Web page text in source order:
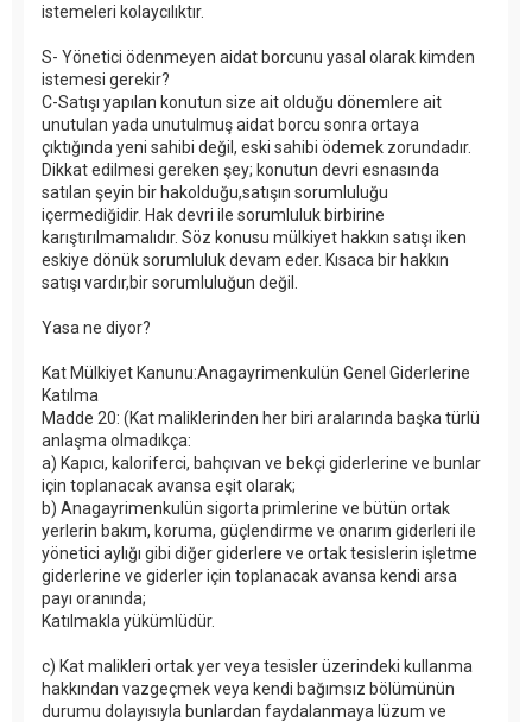
istemeleri kolaycılıktır.
S- Yönetici ödenmeyen aidat borcunu yasal olarak kimden
istemesi gerekir?
C-Satışı yapılan konutun size ait olduğu dönemlere ait
unutulan yada unutulmuş aidat borcu sonra ortaya
çıktığında yeni sahibi değil, eski sahibi ödemek zorundadır.
Dikkat edilmesi gereken şey; konutun devri esnasında
satılan şeyin bir hakolduğu,satışın sorumluluğu
içermediğidir. Hak devri ile sorumluluk birbirine
karıştırılmamalıdır. Söz konusu mülkiyet hakkın satışı iken
eskiye dönük sorumluluk devam eder. Kısaca bir hakkın
satışı vardır,bir sorumluluğun değil.
Yasa ne diyor?
Kat Mülkiyet Kanunu:Anagayrimenkulün Genel Giderlerine
Katılma
Madde 20: (Kat maliklerinden her biri aralarında başka türlü
anlaşma olmadıkça:
a) Kapıcı, kaloriferci, bahçıvan ve bekçi giderlerine ve bunlar
için toplanacak avansa eşit olarak;
b) Anagayrimenkulün sigorta primlerine ve bütün ortak
yerlerin bakım, koruma, güçlendirme ve onarım giderleri ile
yönetici aylığı gibi diğer giderlere ve ortak tesislerin işletme
giderlerine ve giderler için toplanacak avansa kendi arsa
payı oranında;
Katılmakla yükümlüdür.
c) Kat malikleri ortak yer veya tesisler üzerindeki kullanma
hakkından vazgeçmek veya kendi bağımsız bölümünün
durumu dolayısıyla bunlardan faydalanmaya lüzum ve